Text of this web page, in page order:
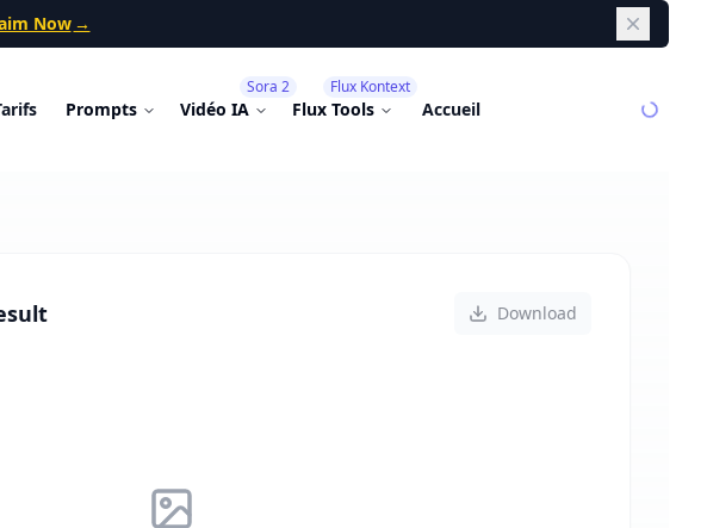
Now → Dismiss
Prompts Vidéo IA
Sora 2
Flux Tools
Flux Kontext
Accueil
Download